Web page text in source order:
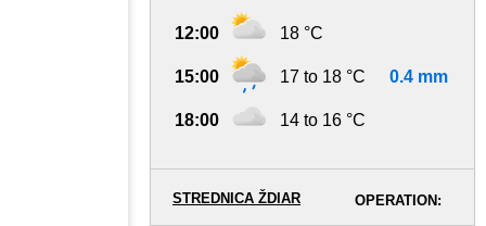
12:00 18 °C
15:00 17 to 18 °C 0.4 mm
18:00 14 to 16 °C
OPERATION:
STREDNICA ŽDIAR